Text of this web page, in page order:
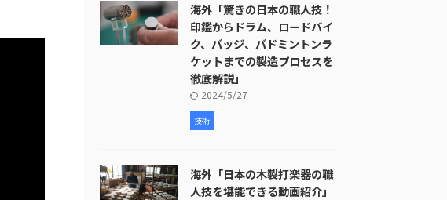
海外「驚きの日本の職人技！
印鑑からドラム、ロードバイ
ク、バッジ、バドミントンラ
ケットまでの製造プロセスを
徹底解説」
2024/5/27
技術
海外「日本の木製打楽器の職
人技を堪能できる動画紹介」